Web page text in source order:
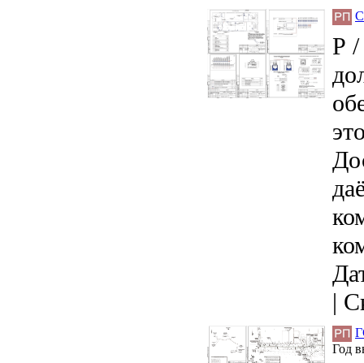
Р /
|
Год